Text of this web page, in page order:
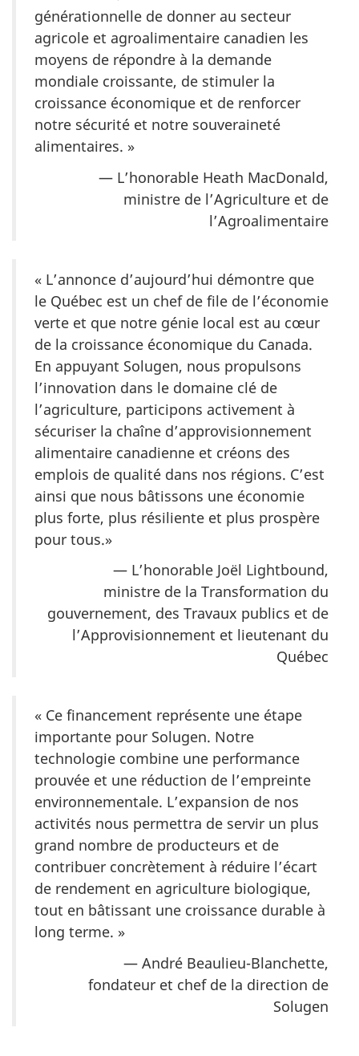
générationnelle de donner au secteur
agricole et agroalimentaire canadien les
moyens de répondre à la demande
mondiale croissante, de stimuler la
croissance économique et de renforcer
notre sécurité et notre souveraineté
alimentaires. »
— L’honorable Heath MacDonald,
ministre de l’Agriculture et de
l’Agroalimentaire
« L’annonce d’aujourd’hui démontre que
le Québec est un chef de file de l’économie
verte et que notre génie local est au cœur
de la croissance économique du Canada.
En appuyant Solugen, nous propulsons
l’innovation dans le domaine clé de
l’agriculture, participons activement à
sécuriser la chaîne d’approvisionnement
alimentaire canadienne et créons des
emplois de qualité dans nos régions. C’est
ainsi que nous bâtissons une économie
plus forte, plus résiliente et plus prospère
pour tous.»
— L’honorable Joël Lightbound,
ministre de la Transformation du
gouvernement, des Travaux publics et de
l’Approvisionnement et lieutenant du
Québec
« Ce financement représente une étape
importante pour Solugen. Notre
technologie combine une performance
prouvée et une réduction de l’empreinte
environnementale. L’expansion de nos
activités nous permettra de servir un plus
grand nombre de producteurs et de
contribuer concrètement à réduire l’écart
de rendement en agriculture biologique,
tout en bâtissant une croissance durable à
long terme. »
— André Beaulieu-Blanchette,
fondateur et chef de la direction de
Solugen